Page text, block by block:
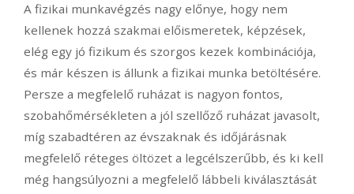
A fizikai munkavégzés nagy előnye, hogy nem
kellenek hozzá szakmai előismeretek, képzések,
elég egy jó fizikum és szorgos kezek kombinációja,
és már készen is állunk a fizikai munka betöltésére.
Persze a megfelelő ruházat is nagyon fontos,
szobahőmérsékleten a jól szellőző ruházat javasolt,
míg szabadtéren az évszaknak és időjárásnak
megfelelő réteges öltözet a legcélszerűbb, és ki kell
még hangsúlyozni a megfelelő lábbeli kiválasztását